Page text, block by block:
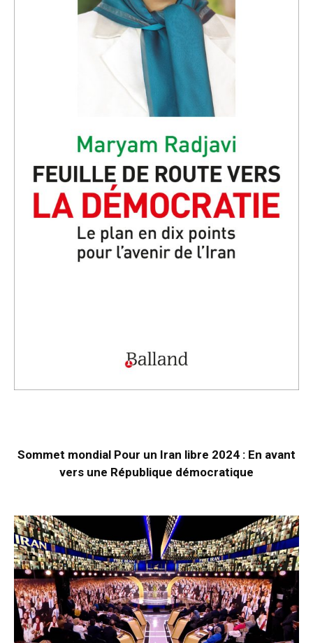
Sommet mondial Pour un Iran libre 2024 : En avant
vers une République démocratique